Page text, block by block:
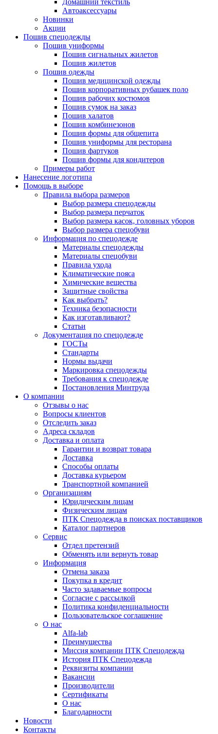
Домашний текстиль
Автоаксессуары
Новинки
Акции
Пошив спецодежды
Пошив униформы
Пошив сигнальных жилетов
Пошив жилетов
Пошив одежды
Пошив медицинской одежды
Пошив корпоративных рубашек поло
Пошив рабочих костюмов
Пошив сумок на заказ
Пошив халатов
Пошив комбинезонов
Пошив формы для общепита
Пошив униформы для ресторана
Пошив фартуков
Пошив формы для кондитеров
Примеры работ
Нанесение логотипа
Помощь в выборе
Правила выбора размеров
Выбор размера спецодежды
Выбор размера перчаток
Выбор размера касок, головных уборов
Выбор размера спецобуви
Информация по спецодежде
Материалы спецодежды
Материалы спецобуви
Правила ухода
Климатические пояса
Химические вещества
Защитные свойства
Как выбрать?
Техника безопасности
Как изготавливают?
Статьи
Документация по спецодежде
ГОСТы
Cтандарты
Нормы выдачи
Маркировка спецодежды
Требования к спецодежде
Постановления Минтруда
О компании
Отзывы о нас
Вопросы клиентов
Отследить заказ
Адреса складов
Доставка и оплата
Гарантии и возврат товара
Доставка
Способы оплаты
Доставка курьером
Транспортной компанией
Организациям
Юридическим лицам
Физическим лицам
ПТК Спецодежда в поисках поставщиков
Каталог партнеров
Сервис
Отдел претензий
Обменять или вернуть товар
Информация
Отмена заказа
Покупка в кредит
Часто задаваемые вопросы
Согласие с рассылкой
Политика конфиденциальности
Пользовательское соглашение
О нас
Alfa-lab
Преимущества
Миссия компании ПТК Спецодежда
История ПТК Спецодежда
Реквизиты компании
Вакансии
Производители
Сертификаты
О нас
Благодарности
Новости
Контакты